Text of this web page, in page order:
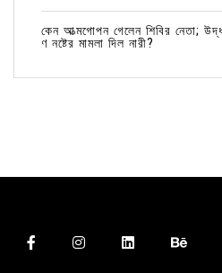
কেন আত্মগোপন গেলেন শিবির নেতা;
ণ নষ্টের মামলা দিল নারী?